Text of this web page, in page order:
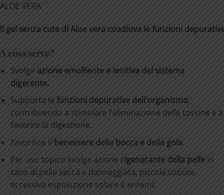
ALOE VERA
Il gel senza cute di Aloevera coadiuva lefunzioni
A cosa serve?
Svolge azione emolliente e lenitiva del sistema
digerente.
Supporta le funzioni depurative dell’organismo,
contribuendo a stimolare l’eliminazione delle tossine e a
favorire la digestione.
Favorisce il
benessere della bocca e della gola.
Per uso topico svolge azione rigenerante della pelle in
caso di pelle secca e danneggiata, piccole ustioni,
eccessiva esposizione solare e eritemi.